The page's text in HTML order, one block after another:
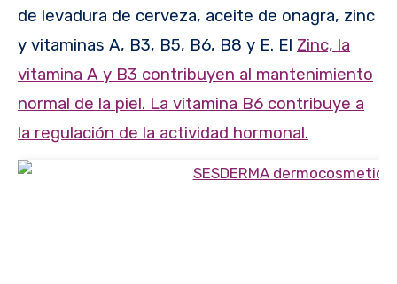
de levadura de cerveza, aceite de onagra, zinc
y vitaminas A, B3, B5, B6, B8 y E. El Zinc, la
vitamina A y B3 contribuyen al mantenimiento
normal de la piel. La vitamina B6 contribuye a
la regulación de la actividad hormonal.